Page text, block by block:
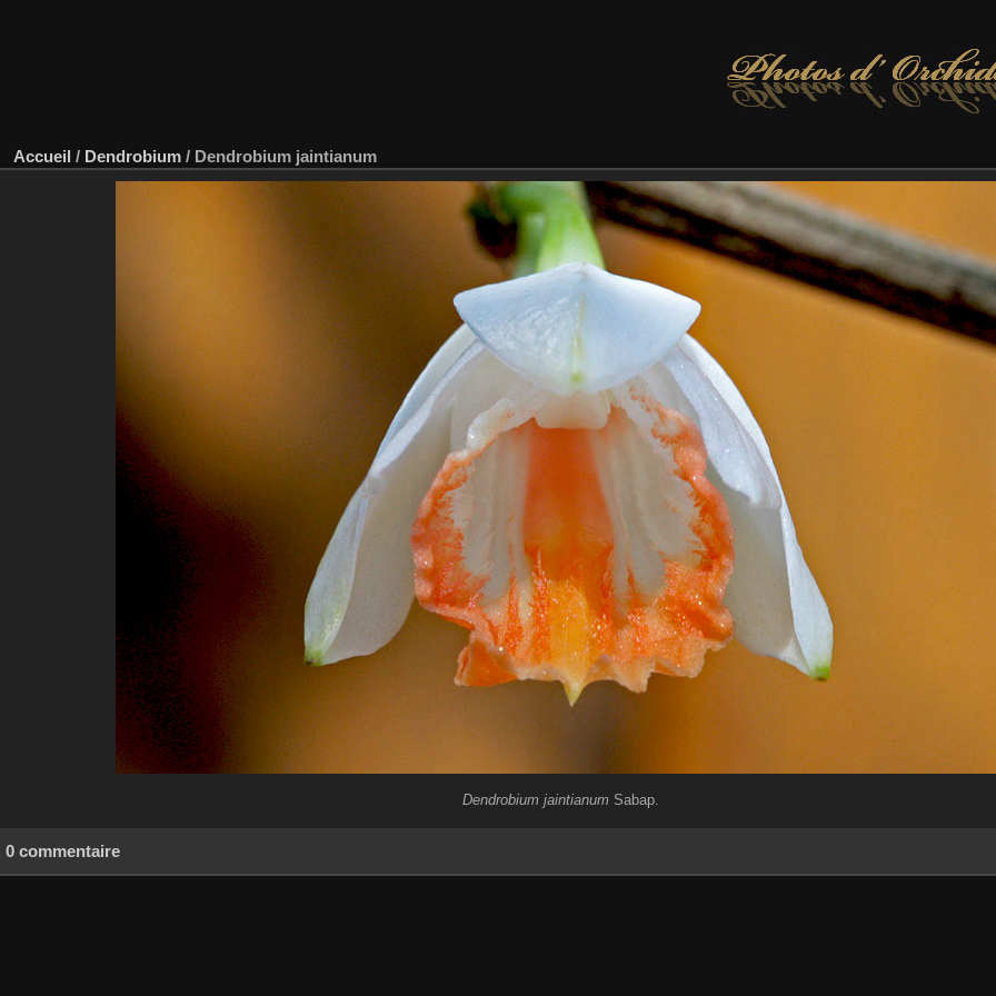
Accueil / Dendrobium / Dendrobium jaintianum
Dendrobium jaintianum Sabap.
0 commentaire